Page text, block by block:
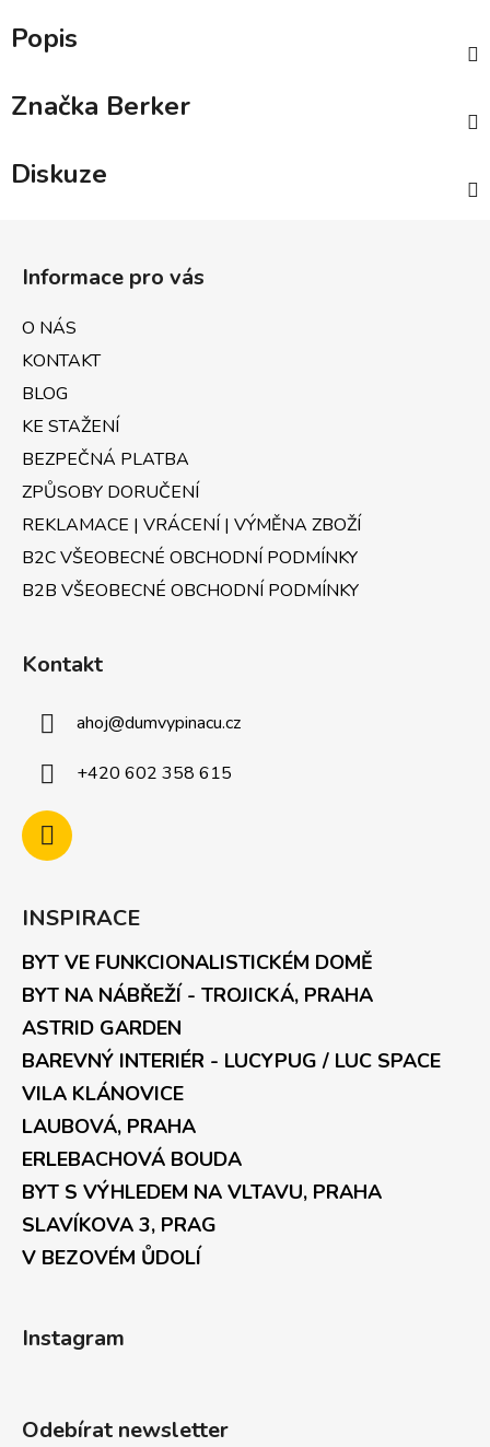
Popis
Značka Berker
Diskuze
Informace pro vás
O NÁS
KONTAKT
BLOG
KE STAŽENÍ
BEZPEČNÁ PLATBA
ZPŮSOBY DORUČENÍ
REKLAMACE | VRÁCENÍ | VÝMĚNA ZBOŽÍ
B2C VŠEOBECNÉ OBCHODNÍ PODMÍNKY
B2B VŠEOBECNÉ OBCHODNÍ PODMÍNKY
Kontakt
ahoj@dumvypinacu.cz
+420 602 358 615
INSPIRACE
BYT VE FUNKCIONALISTICKÉM DOMĚ
BYT NA NÁBŘEŽÍ - TROJICKÁ, PRAHA
ASTRID GARDEN
BAREVNÝ INTERIÉR - LUCYPUG / LUC SPACE
VILA KLÁNOVICE
LAUBOVÁ, PRAHA
ERLEBACHOVÁ BOUDA
BYT S VÝHLEDEM NA VLTAVU, PRAHA
SLAVÍKOVA 3, PRAG
V BEZOVÉM ŮDOLÍ
Instagram
Odebírat newsletter